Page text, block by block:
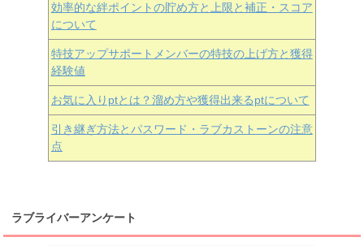
効率的な絆ポイントの貯め方と上限と補正・スコア
について
特技アップサポートメンバーの特技の上げ方と獲得
経験値
お気に入りptとは？溜め方や獲得出来るptについて
引き継ぎ方法とパスワード・ラブカストーンの注意
点
ラブライバーアンケート